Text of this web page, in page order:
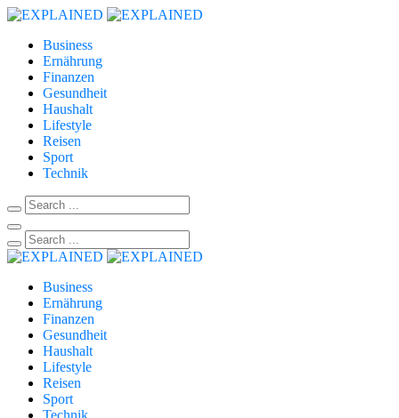
Business
Ernährung
Finanzen
Gesundheit
Haushalt
Lifestyle
Reisen
Sport
Technik
Business
Ernährung
Finanzen
Gesundheit
Haushalt
Lifestyle
Reisen
Sport
Technik